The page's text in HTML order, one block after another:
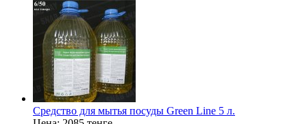
Средство для мытья посуды Green Line 5 л.